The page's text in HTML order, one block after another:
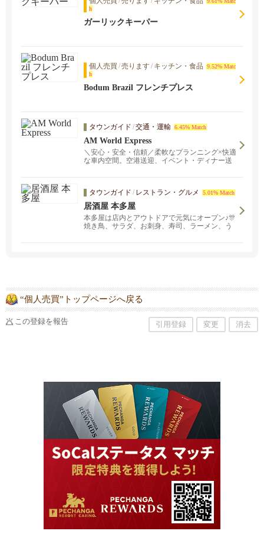
h
ガーリックキーパー
個人売買 /売ります/ キッチン・食品
9.52% Matc
h
Bodum Brazil フレンチプレス
タウンガイド /交通・運輸 6.45% Match
AM World Express
＼安心・安全・信頼／柔軟なプランニング×快適
な車内空間。空港送迎、イベント・ディナー送
タウンガイド / レストラン・グルメ 5.01% Match
居酒屋 本多屋
本多屋は店内とアウトドアで元気にオープン♪🎊
焼き鳥、サラダ、お刺身、寿司、ラーメン、う
“個人売買”トップページへ戻る
この登録を報告 引用登録 変更 消去